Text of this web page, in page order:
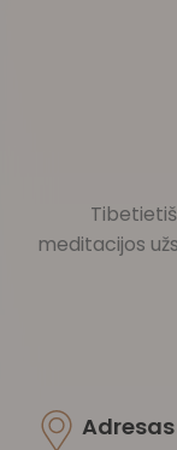
meditacijos
Adresas